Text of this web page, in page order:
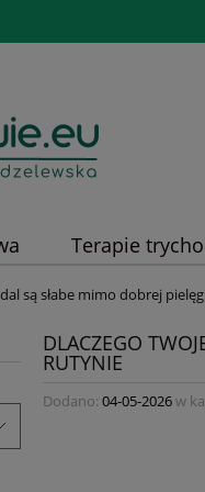
Terapie
są słabe mimo dobrej
DLACZEGO
RUTYNIE
Dodano: 04-05-2026w